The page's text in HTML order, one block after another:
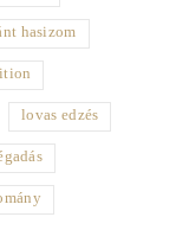
hasizom
lovas edzés